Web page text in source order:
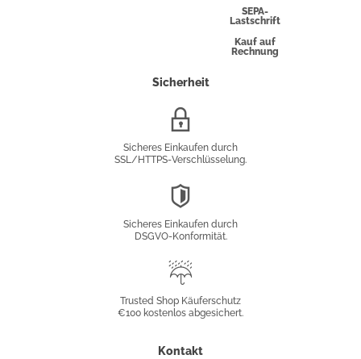
SEPA-
Lastschrift
Kauf auf
Rechnung
Sicherheit
Sicheres Einkaufen durch
SSL/HTTPS-Verschlüsselung.
Sicheres Einkaufen durch
DSGVO-Konformität.
Käuferschutz
Trusted Shop Käuferschutz
€100 kostenlos abgesichert.
Kontakt